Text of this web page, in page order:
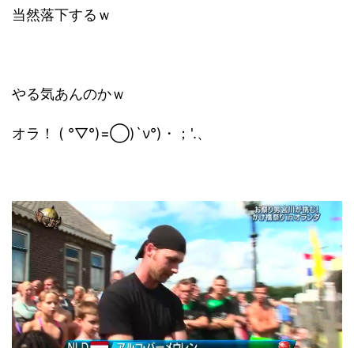
当然落下するｗ
やる気あんのかｗ
オラ！ ( °▽°)=◯)`ν°)・；'.、